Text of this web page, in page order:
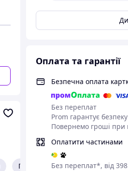
Оплата та гарантії
Безпечна оплата
Без переплат
Prom гарантує безпеку
Повернемо гроші при
Оплатити частинами
Без переплат*, від
Про продавця